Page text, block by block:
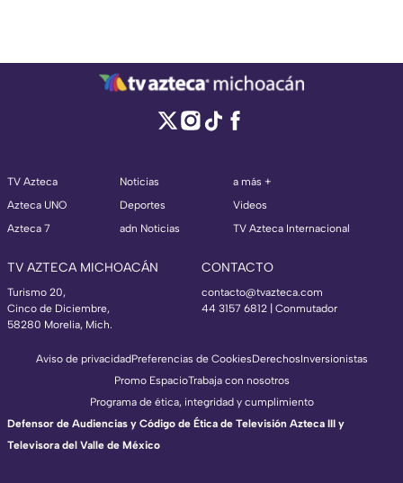
TV Azteca
Azteca UNO
Azteca 7
Noticias
Deportes
adn Noticias
a más +
Videos
TV Azteca Internacional
TV AZTECA MICHOACÁN
Turismo 20,
Cinco de Diciembre,
58280 Morelia, Mich.
CONTACTO
contacto@tvazteca.com
44 3157 6812 | Conmutador
Aviso de privacidadPreferencias de CookiesDerechosInversionistas
Promo EspacioTrabaja con nosotros
Programa de ética, integridad y cumplimiento
Defensor de Audiencias y Código de Ética de Televisión Azteca III y
Televisora del Valle de México